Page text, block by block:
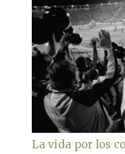
La vida por los